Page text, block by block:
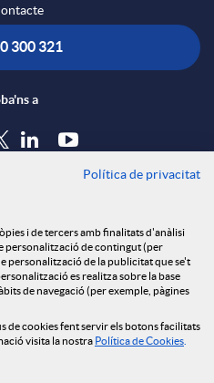
300 321
a
cookies
legal
Online
Política de privacitat
i de tercers amb finalitats d'anàlisi
personalització de contingut (per
personalització de la publicitat que se't
es realitza sobre la base
de navegació (per exemple, pàgines
de cookies fent servir els botons facilitats
visita la nostra Política de Cookies